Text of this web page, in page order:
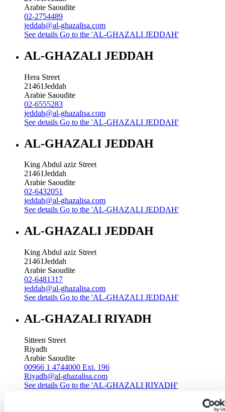
Arabie Saoudite
02-2754489
jeddah@al-ghazalisa.com
See details Go to the 'AL-GHAZALI JEDDAH'
AL-GHAZALI JEDDAH
Hera Street
21461Jeddah
Arabie Saoudite
02-6555283
jeddah@al-ghazalisa.com
See details Go to the 'AL-GHAZALI JEDDAH'
AL-GHAZALI JEDDAH
King Abdul aziz Street
21461Jeddah
Arabie Saoudite
02-6432051
jeddah@al-ghazalisa.com
See details Go to the 'AL-GHAZALI JEDDAH'
AL-GHAZALI JEDDAH
King Abdul aziz Street
21461Jeddah
Arabie Saoudite
02-6481317
jeddah@al-ghazalisa.com
See details Go to the 'AL-GHAZALI JEDDAH'
AL-GHAZALI RIYADH
Sitteen Street
Riyadh
Arabie Saoudite
00966 1 4744000 Ext. 196
Riyadh@al-ghazalisa.com
See details Go to the 'AL-GHAZALI RIYADH'